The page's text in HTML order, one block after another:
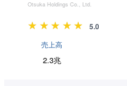
Otsuka Holdings Co., Ltd.
5.0
売上高
2.3兆